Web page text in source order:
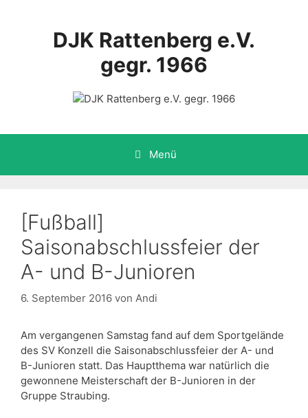
DJK Rattenberg e.V.
gegr. 1966
Menü
[Fußball]
Saisonabschlussfeier der
A- und B-Junioren
6. September 2016 von Andi
Am vergangenen Samstag fand auf dem Sportgelände
des SV Konzell die Saisonabschlussfeier der A- und
B-Junioren statt. Das Hauptthema war natürlich die
gewonnene Meisterschaft der B-Junioren in der
Gruppe Straubing.